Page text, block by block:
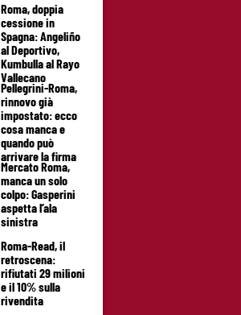
Roma, doppia
cessione in
Spagna: Angeliño
al Deportivo,
Kumbulla al Rayo
Vallecano
Pellegrini-Roma,
rinnovo già
impostato: ecco
cosa manca e
quando può
arrivare la firma
Mercato Roma,
manca un solo
colpo: Gasperini
aspetta l’ala
sinistra
Roma-Read, il
retroscena:
rifiutati 29 milioni
e il 10% sulla
rivendita